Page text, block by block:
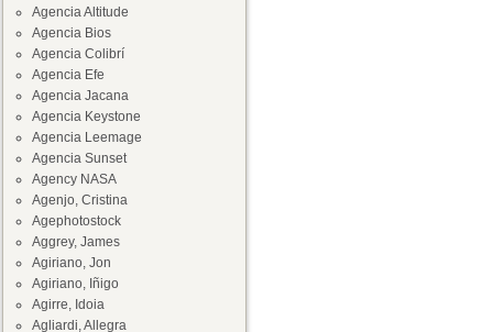
Agencia Altitude
Agencia Bios
Agencia Colibrí
Agencia Efe
Agencia Jacana
Agencia Keystone
Agencia Leemage
Agencia Sunset
Agency NASA
Agenjo, Cristina
Agephotostock
Aggrey, James
Agiriano, Jon
Agiriano, Iñigo
Agirre, Idoia
Agliardi, Allegra